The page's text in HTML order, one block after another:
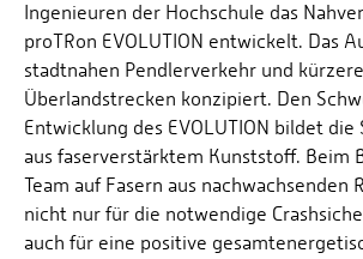
Ingenieuren der Hochschule das
proTRon EVOLUTION entwickelt. Das
stadtnahen Pendlerverkehr und kürzere
Überlandstrecken konzipiert. Den
Entwicklung des EVOLUTION bildet
aus faserverstärktem Kunststoff. Beim
Team auf Fasern aus nachwachsenden
nicht nur für die notwendige
auch für eine positive